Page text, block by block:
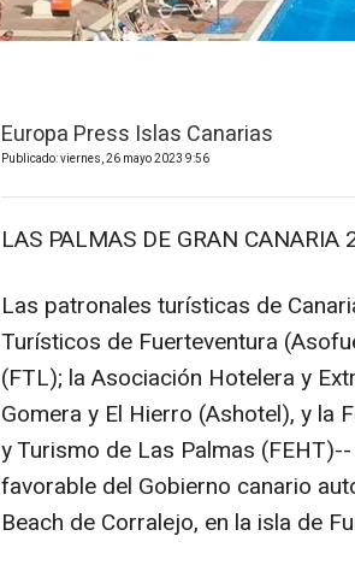
Europa Press Islas Canarias
Publicado: viernes, 26 mayo 2023 9:56
LAS PALMAS DE GRAN CANARIA
Las patronales turísticas de
Turísticos de Fuerteventura
(FTL); la Asociación Hotelera y
Gomera y El Hierro (Ashotel), y la
y Turismo de Las Palmas
favorable del Gobierno canario
Beach de Corralejo, en la isla de